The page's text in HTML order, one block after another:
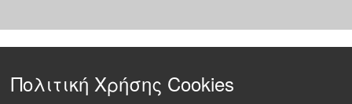
Πολιτική Χρήσης Cookies